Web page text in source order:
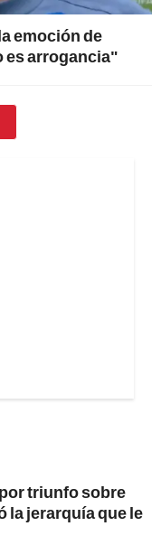
emoción de
es arrogancia"
triunfo sobre
la jerarquía que le